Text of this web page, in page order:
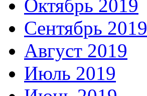
Октябрь 2019
Сентябрь 2019
Август 2019
Июль 2019